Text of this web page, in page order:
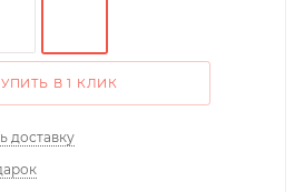
В 1 КЛИК
доставку